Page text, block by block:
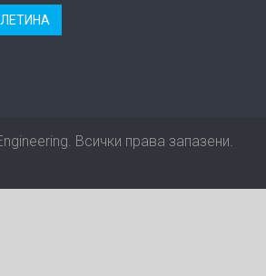
Всички права запазени.